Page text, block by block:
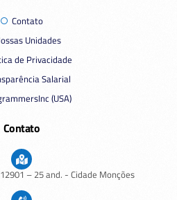
Contato
Unidades
de Privacidade
Salarial
(USA)
Contato
12901 – 25 and. - Cidade Monções